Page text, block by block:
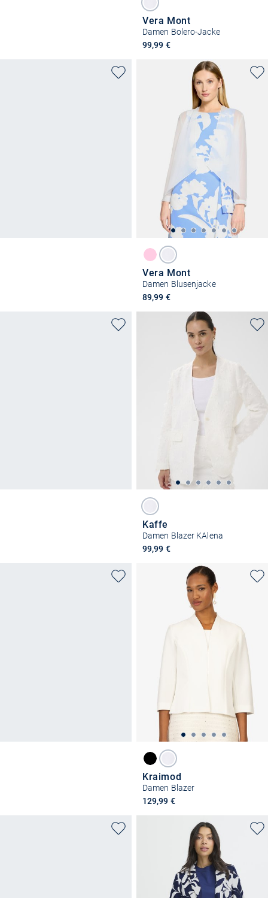
Vera Mont
Damen Bolero-Jacke
99,99 €
Vera Mont
Damen Blusenjacke
89,99 €
Kaffe
Damen Blazer KAlena
99,99 €
Kraimod
Damen Blazer
129,99 €